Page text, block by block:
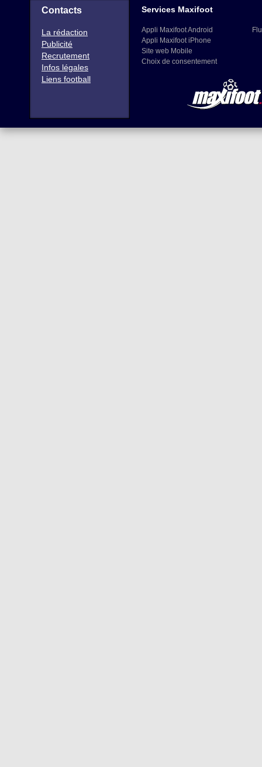
Contacts
La rédaction
Publicité
Recrutement
Infos légales
Liens football
Services Maxifoot
Appli Maxifoot Android
Appli Maxifoot iPhone
Site web Mobile
Choix de consentement